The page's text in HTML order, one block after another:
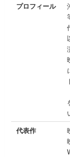
プロフィール
代表作